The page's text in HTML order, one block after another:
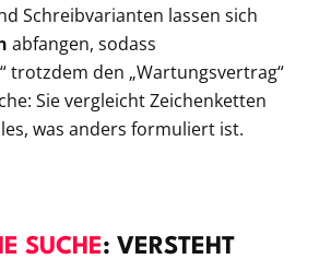
Schreibvarianten lassen sich
abfangen, sodass
trotzdem den „Wartungsvertrag“
Sie vergleicht Zeichenketten
was anders formuliert ist.
SUCHE: VERSTEHT